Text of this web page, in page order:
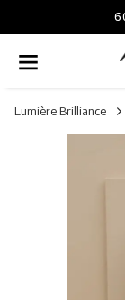
Lumière Brilliance